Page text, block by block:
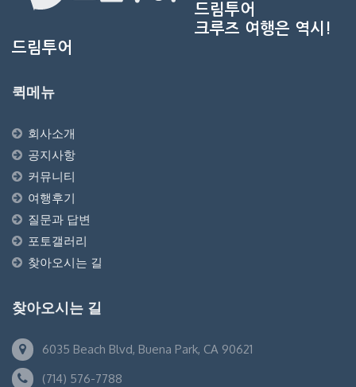
드림투어
크루즈 여행은 역시!
드림투어
퀵메뉴
회사소개
공지사항
커뮤니티
여행후기
질문과 답변
포토갤러리
찾아오시는 길
찾아오시는 길
6035 Beach Blvd, Buena Park, CA 90621
(714) 576-7788